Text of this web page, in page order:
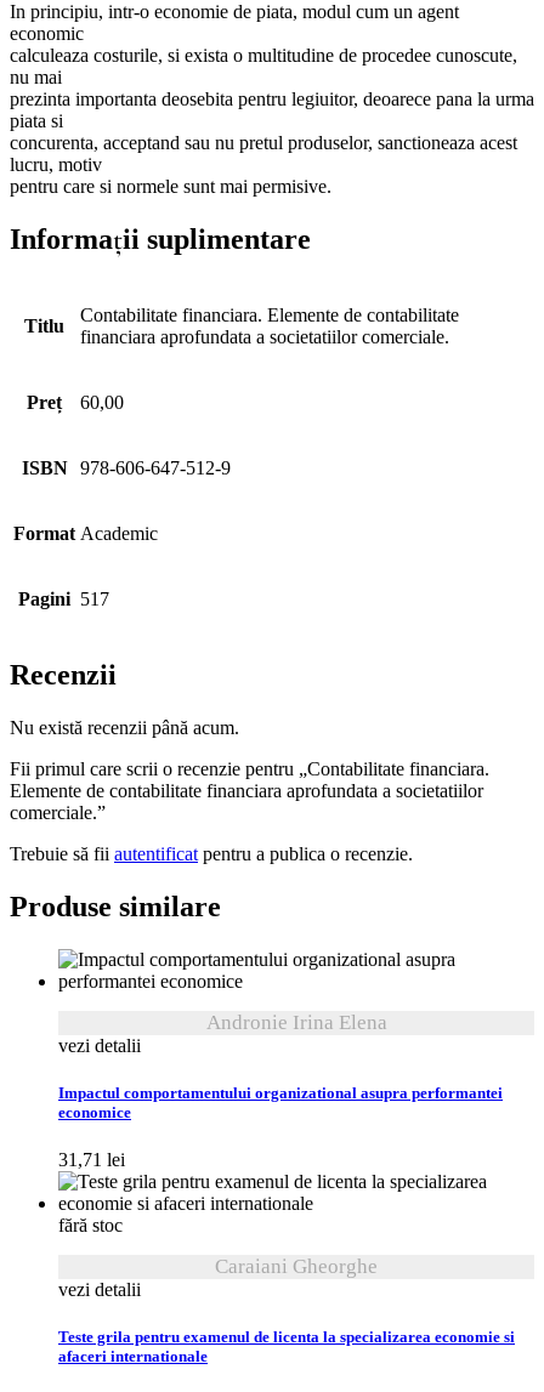
In principiu, intr-o economie de piata, modul cum un agent
economic
calculeaza costurile, si exista o multitudine de procedee cunoscute,
nu mai
prezinta importanta deosebita pentru legiuitor, deoarece pana la urma
piata si
concurenta, acceptand sau nu pretul produselor, sanctioneaza acest
lucru, motiv
pentru care si normele sunt mai permisive.
Informații suplimentare
Titlu
Contabilitate financiara. Elemente de contabilitate
financiara aprofundata a societatiilor comerciale.
Preț 60,00
ISBN 978-606-647-512-9
Format Academic
Pagini 517
Recenzii
Nu există recenzii până acum.
Fii primul care scrii o recenzie pentru „Contabilitate financiara.
Elemente de contabilitate financiara aprofundata a societatiilor
comerciale.”
Trebuie să fii autentificat pentru a publica o recenzie.
Produse similare
Andronie Irina Elena
vezi detalii
Impactul comportamentului organizational asupra performantei
economice
31,71 lei
fără stoc
Caraiani Gheorghe
vezi detalii
Teste grila pentru examenul de licenta la specializarea economie si
afaceri internationale